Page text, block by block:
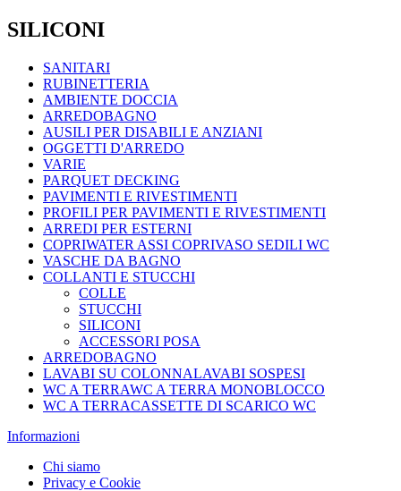
SILICONI
SANITARI
RUBINETTERIA
AMBIENTE DOCCIA
ARREDOBAGNO
AUSILI PER DISABILI E ANZIANI
OGGETTI D'ARREDO
VARIE
PARQUET DECKING
PAVIMENTI E RIVESTIMENTI
PROFILI PER PAVIMENTI E RIVESTIMENTI
ARREDI PER ESTERNI
COPRIWATER ASSI COPRIVASO SEDILI WC
VASCHE DA BAGNO
COLLANTI E STUCCHI
COLLE
STUCCHI
SILICONI
ACCESSORI POSA
ARREDOBAGNO
LAVABI SU COLONNALAVABI SOSPESI
WC A TERRAWC A TERRA MONOBLOCCO
WC A TERRACASSETTE DI SCARICO WC
Informazioni
Chi siamo
Privacy e Cookie